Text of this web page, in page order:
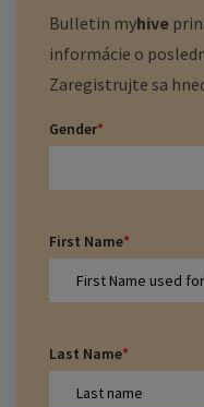
Bulletin myhive
informácie o
Zaregistrujte sa
Gender*
First Name*
Last Name*